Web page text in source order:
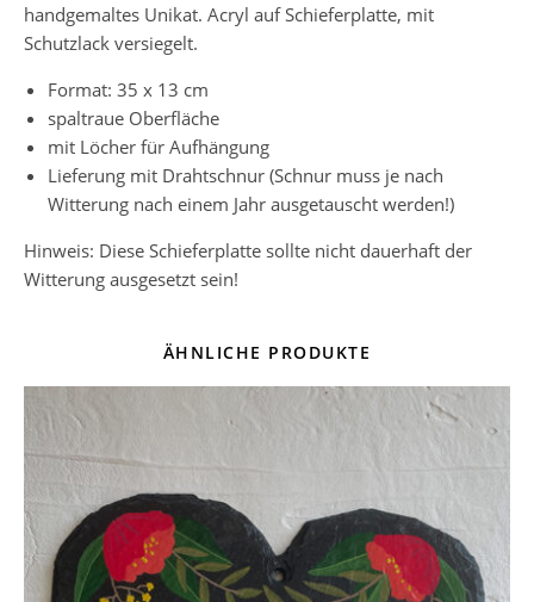
handgemaltes Unikat. Acryl auf Schieferplatte, mit
Schutzlack versiegelt.
Format: 35 x 13 cm
spaltraue Oberfläche
mit Löcher für Aufhängung
Lieferung mit Drahtschnur (Schnur muss je nach
Witterung nach einem Jahr ausgetauscht werden!)
Hinweis: Diese Schieferplatte sollte nicht dauerhaft der
Witterung ausgesetzt sein!
ÄHNLICHE PRODUKTE